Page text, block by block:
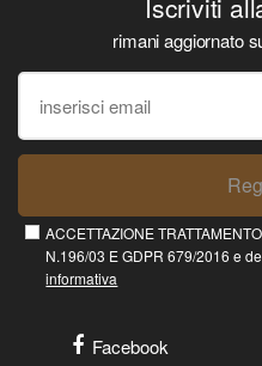
Iscriviti
rimani aggiornato
ACCETTAZIONE
N.196/03 E GDPR 679/2016 e
informativa
Facebook